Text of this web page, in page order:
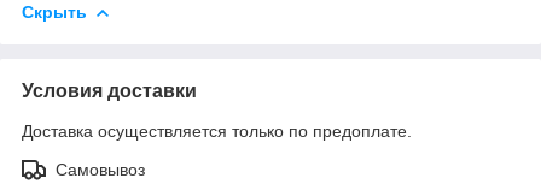
Скрыть
Условия доставки
Доставка осуществляется только по предоплате.
Самовывоз